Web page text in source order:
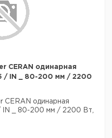
CERAN одинарная
/ IN _ 80-200 мм / 2200
CERAN одинарная
IN _ 80-200 мм / 2200 Вт,